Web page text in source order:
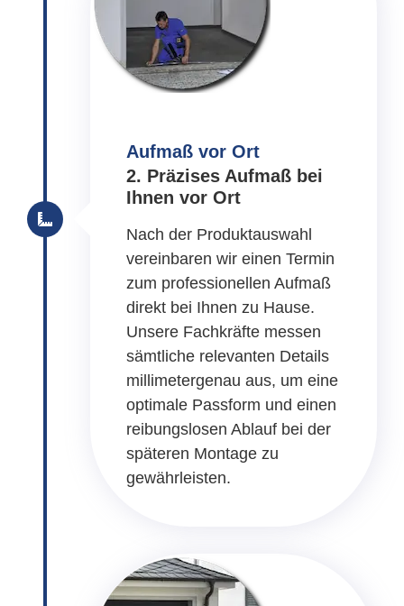
Aufmaß vor Ort
2. Präzises Aufmaß bei
Ihnen vor Ort
Nach der Produktauswahl
vereinbaren wir einen Termin
zum professionellen Aufmaß
direkt bei Ihnen zu Hause.
Unsere Fachkräfte messen
sämtliche relevanten Details
millimetergenau aus, um eine
optimale Passform und einen
reibungslosen Ablauf bei der
späteren Montage zu
gewährleisten.